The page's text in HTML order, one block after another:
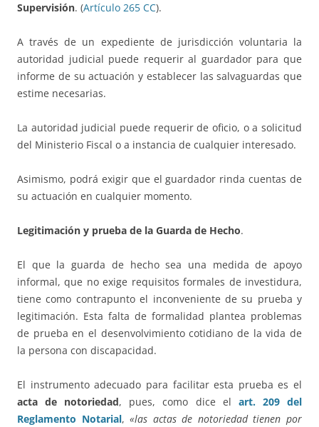
Supervisión. (Artículo 265 CC).
A través de un expediente de jurisdicción voluntaria la
autoridad judicial puede requerir al guardador para que
informe de su actuación y establecer las salvaguardas que
estime necesarias.
La autoridad judicial puede requerir de oficio, o a solicitud
del Ministerio Fiscal o a instancia de cualquier interesado.
Asimismo, podrá exigir que el guardador rinda cuentas de
su actuación en cualquier momento.
Legitimación y prueba de la Guarda de Hecho.
El que la guarda de hecho sea una medida de apoyo
informal, que no exige requisitos formales de investidura,
tiene como contrapunto el inconveniente de su prueba y
legitimación. Esta falta de formalidad plantea problemas
de prueba en el desenvolvimiento cotidiano de la vida de
la persona con discapacidad.
El instrumento adecuado para facilitar esta prueba es el
acta de notoriedad, pues, como dice el art. 209 del
Reglamento Notarial,«las actas de notoriedad tienen por